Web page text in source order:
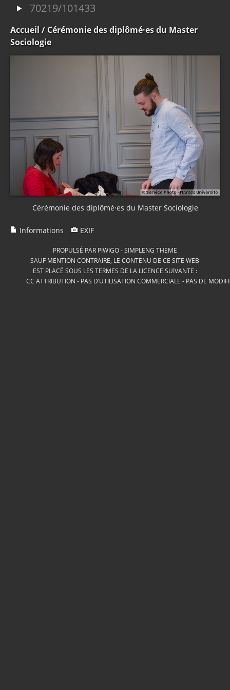
70219/101433
Accueil / Cérémonie des diplômé·es du Master
Sociologie
Cérémonie des diplômé·es du Master Sociologie
Informations EXIF
PROPULSÉ PAR PIWIGO-SIMPLENG THEME
SAUF MENTION CONTRAIRE, LE CONTENU DE CE SITE WEB
EST PLACÉ SOUS LES TERMES DE LA LICENCE SUIVANTE :
CC ATTRIBUTION - PAS D’UTILISATION COMMERCIALE - PAS DE